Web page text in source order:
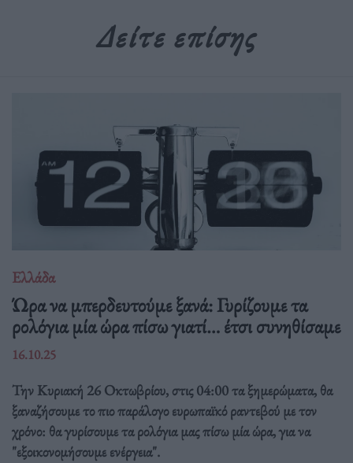
Δείτε επίσης
Ελλάδα
Ώρα να μπερδευτούμε ξανά: Γυρίζουμε τα
ρολόγια μία ώρα πίσω γιατί… έτσι συνηθίσαμε
16.10.25
Την Κυριακή 26 Οκτωβρίου, στις 04:00 τα ξημερώματα, θα
ξαναζήσουμε το πιο παράλογο ευρωπαϊκό ραντεβού με τον
χρόνο: θα γυρίσουμε τα ρολόγια μας πίσω μία ώρα, για να
"εξοικονομήσουμε ενέργεια".